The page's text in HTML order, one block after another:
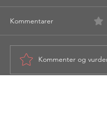
Ragnarok - Via
Loen
Kommentarer
Kommenter og